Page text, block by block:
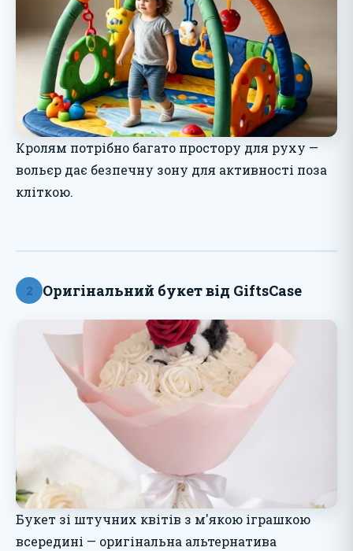
Кролям потрібно багато простору для руху —
вольєр дає безпечну зону для активності поза
кліткою.
2 Оригінальний букет від GiftsCase
Букет зі штучних квітів з м'якою іграшкою
всередині — оригінальна альтернатива